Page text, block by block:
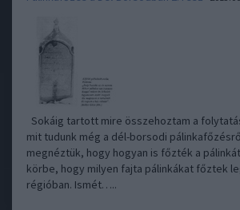
Sokáig tartott mire összehoztam a
mit tudunk még a dél-borsodi
megnéztük, hogy hogyan is főzték a
körbe, hogy milyen fajta pálinkákat főztek
régióban. Ismét…..